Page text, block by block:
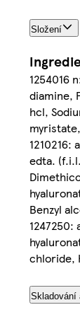
Složení
1254016
diamine,
hcl,
edta.
Benzyl
chloride,
Skladování